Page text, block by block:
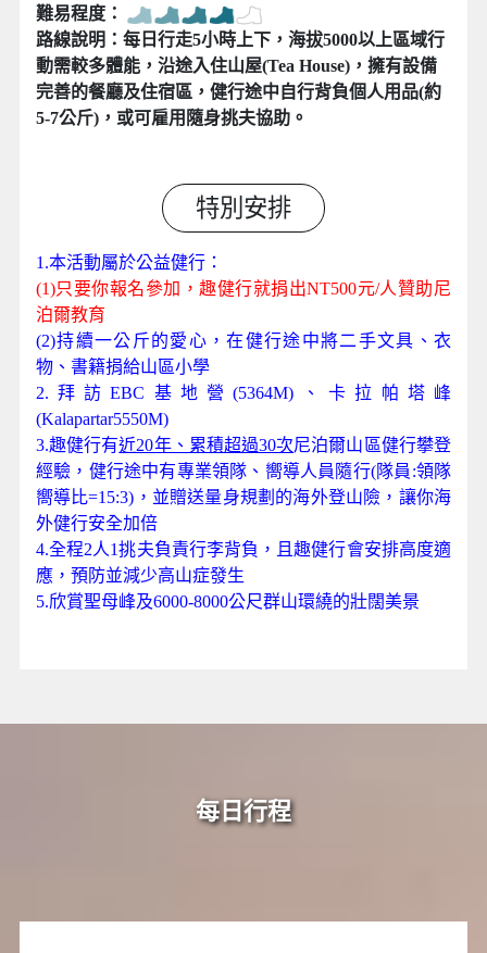
難易程度：
路線說明：每日行走5小時上下，海拔5000以上區域行
動需較多體能，沿途入住山屋(Tea House)，擁有設備
完善的餐廳及住宿區，健行途中自行背負個人用品(約
5-7公斤)，或可雇用隨身挑夫協助。
特別安排
1.本活動屬於公益健行：
(1)只要你報名參加，趣健行就捐出NT500元/人贊助尼
泊爾教育
(2)持續一公斤的愛心，在健行途中將二手文具、衣
物、書籍捐給山區小學
2.拜訪EBC基地營(5364M)、卡拉帕塔峰
(Kalapartar5550M)
3.趣健行有近20年、累積超過30次尼泊爾山區健行攀登
經驗，健行途中有專業領隊、嚮導人員隨行(隊員:領隊
嚮導比=15:3)，並贈送量身規劃的海外登山險，讓你海
外健行安全加倍
4.全程2人1挑夫負責行李背負，且趣健行會安排高度適
應，預防並減少高山症發生
5.欣賞聖母峰及6000-8000公尺群山環繞的壯闊美景
每日行程